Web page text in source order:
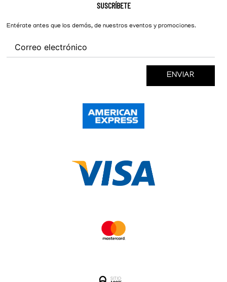
SUSCRÍBETE
Entérate antes que los demás, de nuestros eventos y promociones.
ENVIAR